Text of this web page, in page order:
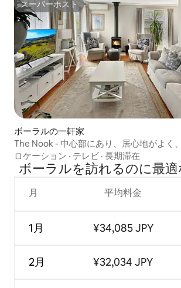
スーパーホスト
スーパーホスト
ボーラルの一軒家
The Nook - 中心部にあり、居心地がよく
ます。
ロケーション · テレビ · 長期滞在
ボーラルを訪⁠れ⁠るの⁠に最⁠適⁠
月
1月
2月
平均料金
¥34,085 JPY
¥32,034 JPY